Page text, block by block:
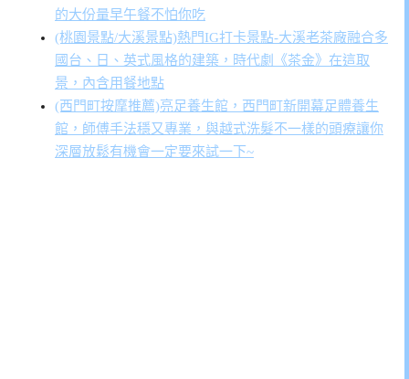
的大份量早午餐不怕你吃
(桃園景點/大溪景點)熱門IG打卡景點-大溪老茶廠融合多
國台、日、英式風格的建築，時代劇《茶金》在這取
景，內含用餐地點
(西門町按摩推薦)亮足養生館，西門町新開幕足體養生
館，師傅手法穩又專業，與越式洗髮不一樣的頭療讓你
深層放鬆有機會一定要來試一下~